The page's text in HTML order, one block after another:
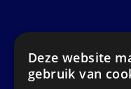
Deze website
gebruik van